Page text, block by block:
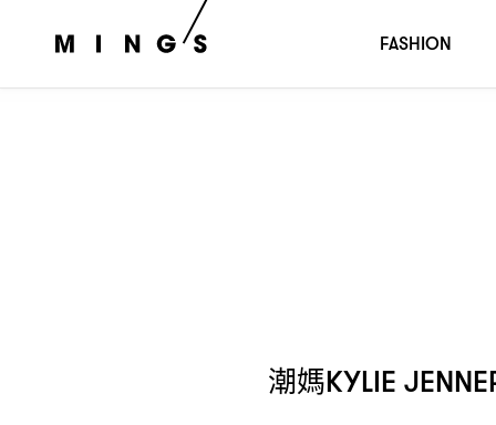
潮媽KYLIE
FASHION
潮媽 Kylie Jenner Omega ！